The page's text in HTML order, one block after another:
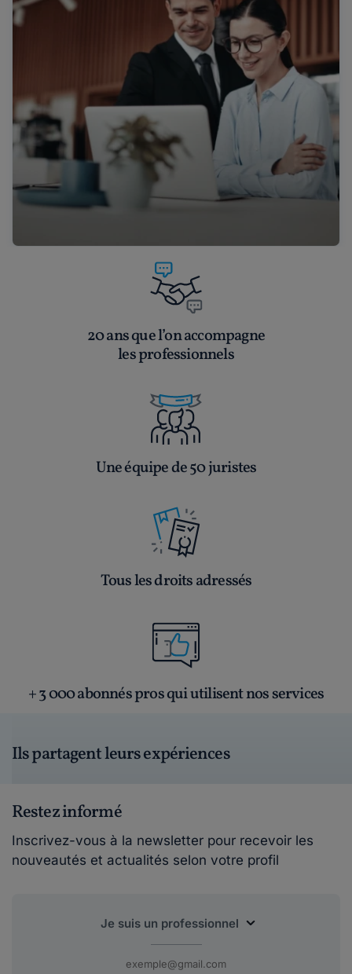
20 ans que l’on accompagne
les professionnels
Une équipe de 50 juristes
Tous les droits adressés
+ 3 000 abonnés pros qui utilisent nos services
Ils partagent leurs expériences
Restez informé
Inscrivez-vous à la newsletter pour recevoir les
nouveautés et actualités selon votre profil